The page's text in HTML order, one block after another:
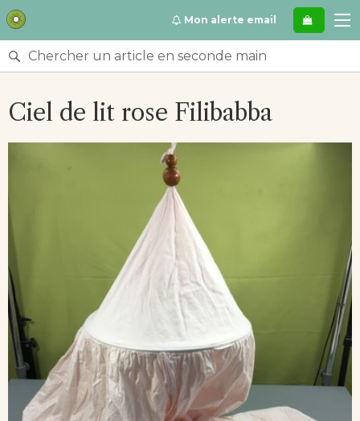
Se
rendre
directement
au
contenu
Mon alerte email
Rechercher
un
enCiel de lit rose Filibabba